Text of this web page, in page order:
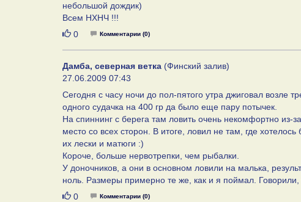
небольшой дождик)
Всем НХНЧ !!!
Нравится
0 Комментарии (0)
Дамба, северная ветка (Финский залив)
27.06.2009 07:43
Сегодня с часу ночи до пол-пятого утра джиговал возле
одного судачка на 400 гр да было еще пару потычек.
На спиннинг с берега там ловить очень некомфортно из-
место со всех сторон. В итоге, ловил не там, где
их лески и матюги :)
Короче, больше нервотрепки, чем рыбалки.
У доночников, а они в основном ловили на малька,
ноль. Размеры примерно те же, как и я поймал.
Нравится
0 Комментарии (0)